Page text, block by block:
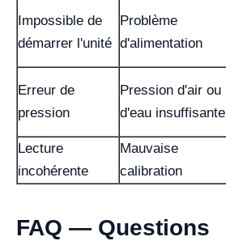
Impossible de
démarrer l'unité
Problème
d'alimentation
Erreur de
pression
Pression d'air ou
d'eau insuffisante
Lecture
incohérente
Mauvaise
calibration
FAQ — Questions